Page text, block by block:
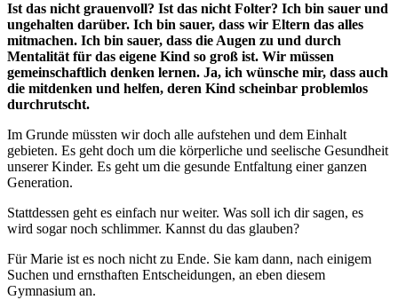
Ist das nicht grauenvoll? Ist das nicht Folter? Ich bin sauer und
ungehalten darüber. Ich bin sauer, dass wir Eltern das alles
mitmachen. Ich bin sauer, dass die Augen zu und durch
Mentalität für das eigene Kind so groß ist. Wir müssen
gemeinschaftlich denken lernen. Ja, ich wünsche mir, dass auch
die mitdenken und helfen, deren Kind scheinbar problemlos
durchrutscht.
Im Grunde müssten wir doch alle aufstehen und dem Einhalt
gebieten. Es geht doch um die körperliche und seelische Gesundheit
unserer Kinder. Es geht um die gesunde Entfaltung einer ganzen
Generation.
Stattdessen geht es einfach nur weiter. Was soll ich dir sagen, es
wird sogar noch schlimmer. Kannst du das glauben?
Für Marie ist es noch nicht zu Ende. Sie kam dann, nach einigem
Suchen und ernsthaften Entscheidungen, an eben diesem
Gymnasium an.